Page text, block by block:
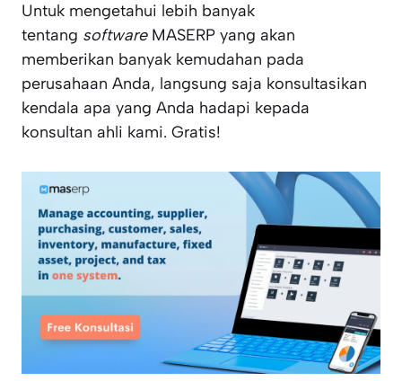
Untuk mengetahui lebih banyak
tentang softwareMASERP yang akan
memberikan banyak kemudahan pada
perusahaan Anda, langsung saja konsultasikan
kendala apa yang Anda hadapi kepada
konsultan ahli kami. Gratis!